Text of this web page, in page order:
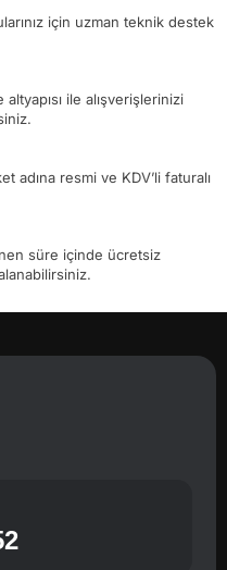
için uzman teknik destek
ile alışverişlerinizi
adına resmi ve KDV’li faturalı
süre içinde ücretsiz